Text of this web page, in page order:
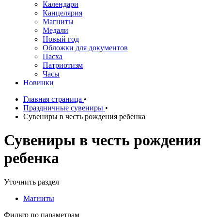
Календари
Канцелярия
Магниты
Медали
Новый год
Обложки для документов
Пасха
Патриотизм
Часы
Новинки
Главная страница •
Праздничные сувениры •
Сувениры в честь рождения ребенка
Сувениры в честь рождения
ребенка
Уточнить раздел
Магниты
Фильтр по параметрам